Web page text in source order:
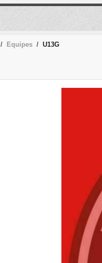
Equipes U13G